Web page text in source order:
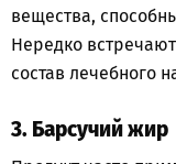
вещества,
Нередко
состав лечебного
3. Барсучий жир